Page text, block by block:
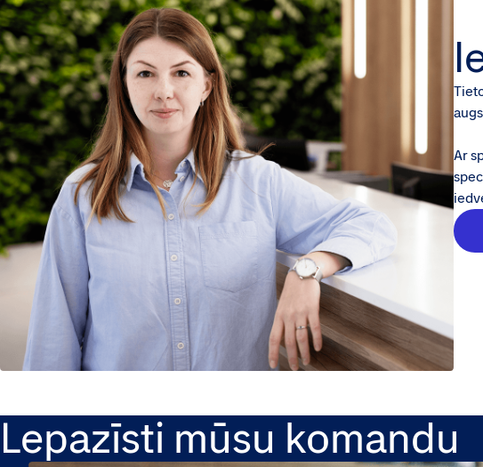
Ar
Lepazīsti mūsu komandu